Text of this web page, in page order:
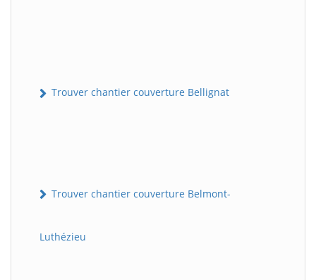
Trouver chantier couverture Bellignat
Trouver chantier couverture Belmont-
Luthézieu